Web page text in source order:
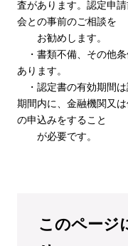
査があります。認定申
会との事前のご相談を
お勧めします。
・書類不備、その他
あります。
・認定書の有効期間
期間内に、金融機関又
の申込みをすること
が必要です。
このページ